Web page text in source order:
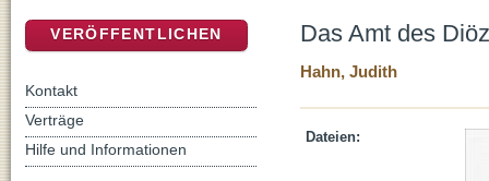
Das Amt des
Hahn, Judith
Dateien:
VERÖFFENTLICHEN
Kontakt
Verträge
Hilfe und Informationen